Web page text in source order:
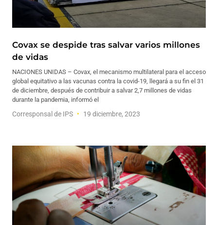
Covax se despide tras salvar varios millones
de vidas
NACIONES UNIDAS – Covax, el mecanismo multilateral para el acceso
global equitativo a las vacunas contra la covid-19, llegará a su fin el 31
de diciembre, después de contribuir a salvar 2,7 millones de vidas
durante la pandemia, informó el
Corresponsal de IPS 19 diciembre, 2023